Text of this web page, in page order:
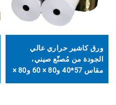
ورق كاشير حراري عالي
الجودة من مُصنّع صيني،
مقاس 57*40 و80 × 60 و80 ×